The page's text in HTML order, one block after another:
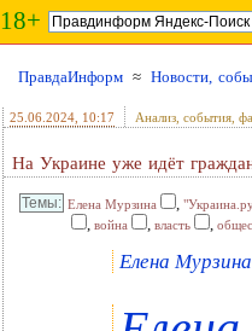
18+
ПравдаИнформ ≈ Новости,
25.06.2024 , 10:17 Анализ, события,
На Украине уже идёт
Елена Мурзина ,
, война , власть ,
Елена Мурзина